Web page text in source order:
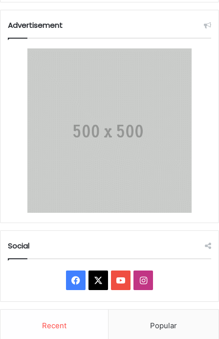
Advertisement
Social
Facebook YouTubeInstagram
Recent Popular